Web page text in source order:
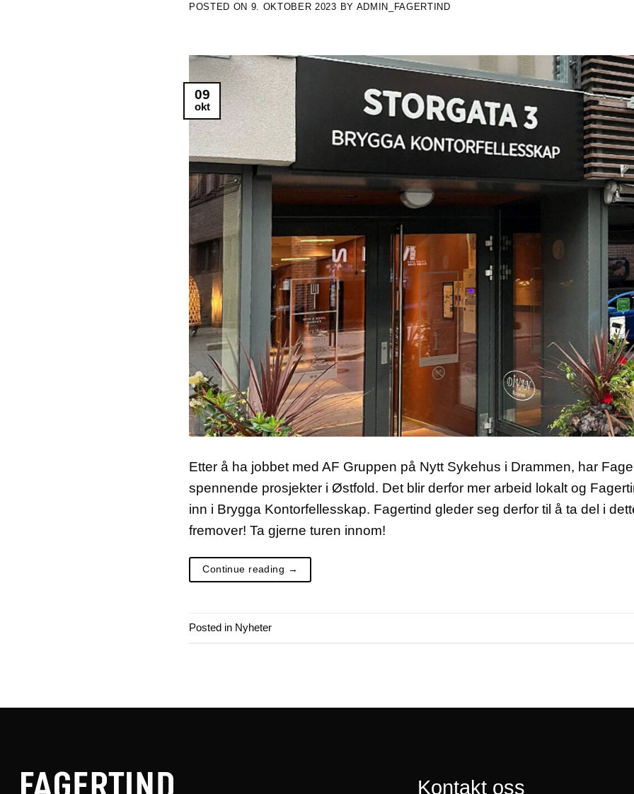
POSTED ON 9. OKTOBER 2023 BY ADMIN_FAGERTIND
09
okt
Etter å ha jobbet med AF Gruppen på Nytt Sykehus i Drammen, har
spennende prosjekter i Østfold. Det blir derfor mer arbeid lokalt og
inn i Brygga Kontorfellesskap. Fagertind gleder seg derfor til å ta del i
fremover! Ta gjerne turen innom!
Continue reading →
Posted in Nyheter
Kontakt oss